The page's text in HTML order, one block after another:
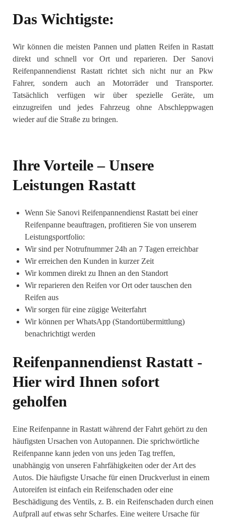
Das Wichtigste:
Wir können die meisten Pannen und platten Reifen in Rastatt
direkt und schnell vor Ort und reparieren. Der Sanovi
Reifenpannendienst Rastatt richtet sich nicht nur an Pkw
Fahrer, sondern auch an Motorräder und Transporter.
Tatsächlich verfügen wir über spezielle Geräte, um
einzugreifen und jedes Fahrzeug ohne Abschleppwagen
wieder auf die Straße zu bringen.
Ihre Vorteile – Unsere
Leistungen Rastatt
Wenn Sie Sanovi Reifenpannendienst Rastatt bei einer
Reifenpanne beauftragen, profitieren Sie von unserem
Leistungsportfolio:
Wir sind per Notrufnummer 24h an 7 Tagen erreichbar
Wir erreichen den Kunden in kurzer Zeit
Wir kommen direkt zu Ihnen an den Standort
Wir reparieren den Reifen vor Ort oder tauschen den
Reifen aus
Wir sorgen für eine zügige Weiterfahrt
Wir können per WhatsApp (Standortübermittlung)
benachrichtigt werden
Reifenpannendienst Rastatt -
Hier wird Ihnen sofort
geholfen
Eine Reifenpanne in Rastatt während der Fahrt gehört zu den
häufigsten Ursachen von Autopannen. Die sprichwörtliche
Reifenpanne kann jeden von uns jeden Tag treffen,
unabhängig von unseren Fahrfähigkeiten oder der Art des
Autos. Die häufigste Ursache für einen Druckverlust in einem
Autoreifen ist einfach ein Reifenschaden oder eine
Beschädigung des Ventils, z. B. ein Reifenschaden durch einen
Aufprall auf etwas sehr Scharfes. Eine weitere Ursache für